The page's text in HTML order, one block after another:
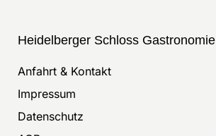
Heidelberger Schloss Gastronomie
Anfahrt & Kontakt
Impressum
Datenschutz